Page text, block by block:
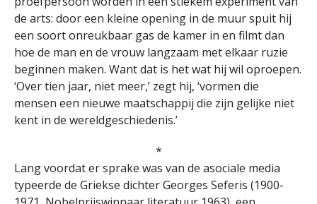
de arts: door een kleine opening in de muur spuit hij
een soort onreukbaar gas de kamer in en filmt dan
hoe de man en de vrouw langzaam met elkaar ruzie
beginnen maken. Want dat is het wat hij wil oproepen.
‘Over tien jaar, niet meer,’ zegt hij, ‘vormen die
mensen een nieuwe maatschappij die zijn gelijke niet
kent in de wereldgeschiedenis.’
*
Lang voordat er sprake was van de asociale media
typeerde de Griekse dichter Georges Seferis (1900-